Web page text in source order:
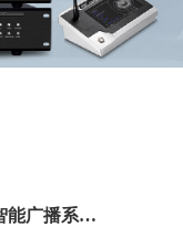
能广播系…